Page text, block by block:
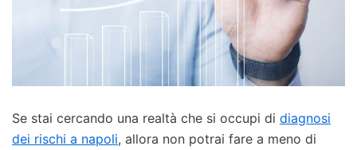
Se stai cercando una realtà che si occupi di diagnosi
dei rischi a napoli, allora non potrai fare a meno di